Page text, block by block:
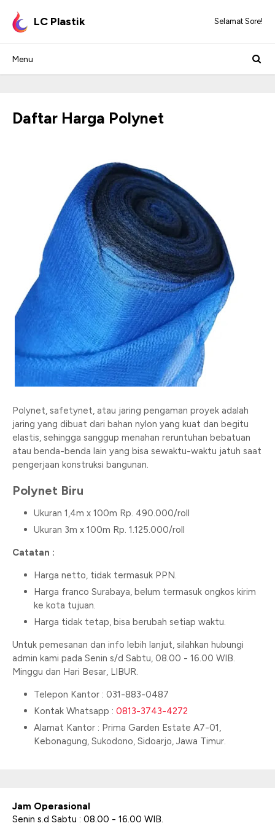
LC Plastik Selamat Sore!
Daftar Harga Polynet
Polynet, safetynet, atau jaring pengaman proyek adalah
jaring yang dibuat dari bahan nylon yang kuat dan begitu
elastis, sehingga sanggup menahan reruntuhan bebatuan
atau benda-benda lain yang bisa sewaktu-waktu jatuh saat
pengerjaan konstruksi bangunan.
Polynet Biru
Ukuran 1,4m x 100m Rp. 490.000/roll
Ukuran 3m x 100m Rp. 1.125.000/roll
Catatan :
Harga netto, tidak termasuk PPN.
Harga franco Surabaya, belum termasuk ongkos kirim
ke kota tujuan.
Harga tidak tetap, bisa berubah setiap waktu.
Untuk pemesanan dan info lebih lanjut, silahkan hubungi
admin kami pada Senin s/d Sabtu, 08.00 - 16.00 WIB.
Minggu dan Hari Besar, LIBUR.
Telepon Kantor : 031-883-0487
Kontak Whatsapp : 0813-3743-4272
Alamat Kantor : Prima Garden Estate A7-01,
Kebonagung, Sukodono, Sidoarjo, Jawa Timur.
Jam Operasional
Senin s.d Sabtu : 08.00 - 16.00 WIB.